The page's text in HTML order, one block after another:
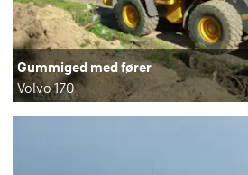
Gummiged med fører
Volvo 170